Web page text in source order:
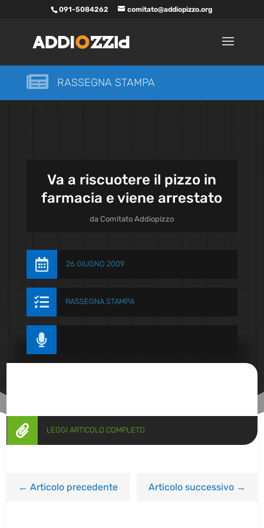
091-5084262 comitato@addiopizzo.org
 RASSEGNA STAMPA
Va a riscuotere il pizzo in
farmacia e viene arrestato
daComitato Addiopizzo
 26 GIUGNO 2009
 RASSEGNA STAMPA

 LEGGI ARTICOLO COMPLETO
←Articolo precedente Articolo successivo→